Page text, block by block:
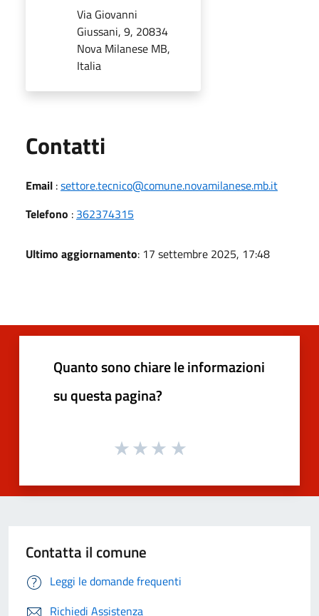
Via Giovanni
Giussani, 9, 20834
Nova Milanese MB,
Italia
Contatti
Email :settore.tecnico@comune.novamilanese.mb.it
Telefono : 362374315
Ultimo aggiornamento: 17 settembre 2025, 17:48
Quanto sono chiare le informazioni
su questa pagina?
Contatta il comune
Leggi le domande frequenti
Richiedi Assistenza